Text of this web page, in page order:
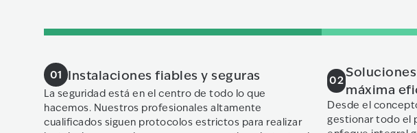
01 Instalaciones fiables y seguras
La seguridad está en el centro de todo lo que
hacemos. Nuestros profesionales altamente
cualificados siguen protocolos estrictos para realizar
02
máxima
Desde el
gestionar todo el